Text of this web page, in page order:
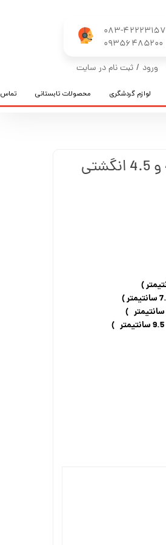
083-42223157
​​​​​​​09356485200
ورود / ثبت نام در سایت
تغییر گذر واژه
خروج از حساب کاربری
لوازم گردشگری محصولات تابستانی تماس